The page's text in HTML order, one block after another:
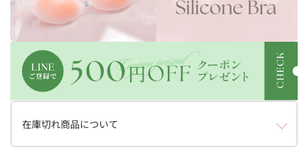
在庫切れ商品について